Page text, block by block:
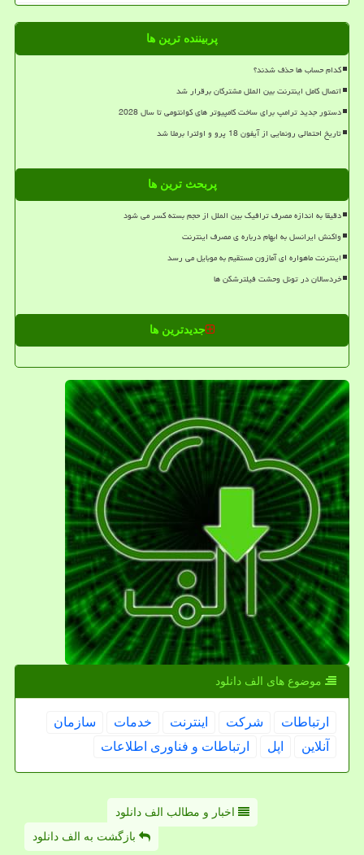
پربیننده ترین ها
کدام حساب ها حذف شدند؟
اتصال کامل اینترنت بین الملل مشترکان برقرار شد
دستور جدید ترامپ برای ساخت کامپیوتر های کوانتومی تا سال 2028
تاریخ احتمالی رونمایی از آیفون 18 پرو و اولترا برملا شد
پربحث ترین ها
دقیقا به اندازه مصرف ترافیک بین الملل از حجم بسته کسر می شود
واکنش ایرانسل به ابهام درباره ی مصرف اینترنت
اینترنت ماهواره ای آمازون مستقیم به موبایل می رسد
خردسالان در تونل وحشت فیلترشکن ها
جدیدترین ها
موضوع های الف دانلود
ارتباطات شركت اینترنت خدمات
سازمان
آنلاین
اپل ارتباطات و فناوری اطلاعات
اخبار و مطالب الف دانلود
بازگشت به الف دانلود